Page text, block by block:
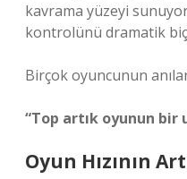
kavrama yüzeyi
kontrolünü dramatik
Birçok oyuncunun
“Top artık oyunun bir
Oyun Hızının